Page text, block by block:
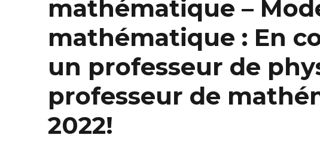
mathématique –
mathématique : En
un professeur de
professeur de
2022!